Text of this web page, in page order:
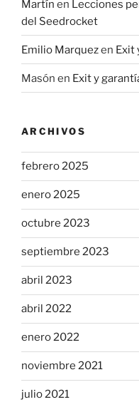
Martín en Lecciones
del Seedrocket
Emilio Marquezen Exit
Masón en Exit y
ARCHIVOS
febrero 2025
enero 2025
octubre 2023
septiembre 2023
abril 2023
abril 2022
enero 2022
noviembre 2021
julio 2021